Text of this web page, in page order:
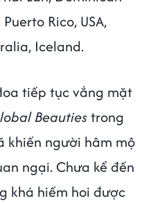
Rico, USA,
Iceland.
tiếp tục vắng mặt
Beautiestrong
khiến người hâm mộ
ngại. Chưa kể đến
khá hiếm hoi được